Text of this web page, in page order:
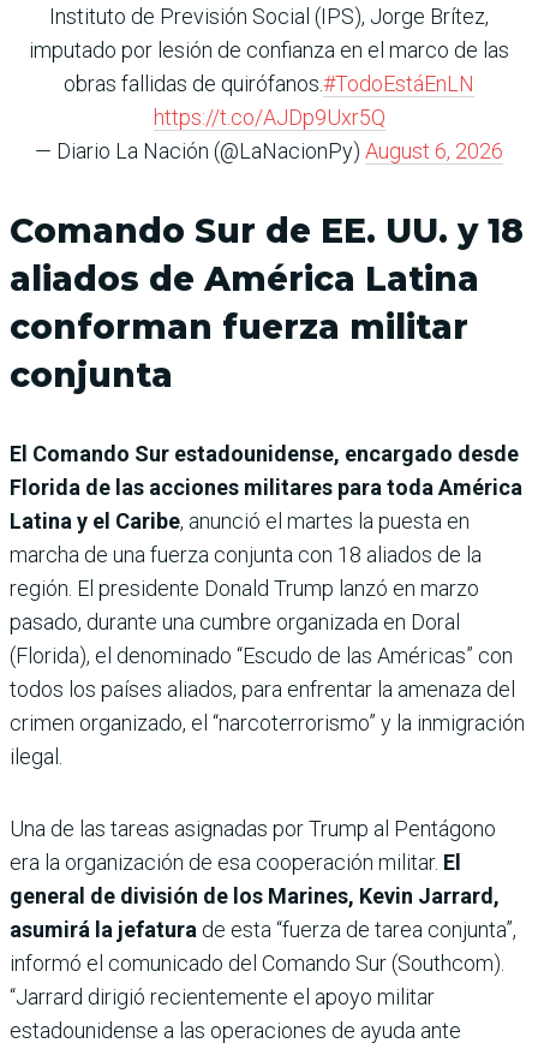
Instituto de Previsión Social (IPS), Jorge Brítez,
imputado por lesión de confianza en el marco de las
obras fallidas de quirófanos.#TodoEstáEnLN
https://t.co/AJDp9Uxr5Q
— Diario La Nación (@LaNacionPy) August 6, 2026
Comando Sur de EE. UU. y 18
aliados de América Latina
conforman fuerza militar
conjunta
El Comando Sur estadounidense, encargado desde
Florida de las acciones militares para toda América
Latina y el Caribe, anunció el martes la puesta en
marcha de una fuerza conjunta con 18 aliados de la
región. El presidente Donald Trump lanzó en marzo
pasado, durante una cumbre organizada en Doral
(Florida), el denominado “Escudo de las Américas” con
todos los países aliados, para enfrentar la amenaza del
crimen organizado, el “narcoterrorismo” y la inmigración
ilegal.
Una de las tareas asignadas por Trump al Pentágono
era la organización de esa cooperación militar. El
general de división de los Marines, Kevin Jarrard,
asumirá la jefatura de esta “fuerza de tarea conjunta”,
informó el comunicado del Comando Sur (Southcom).
“Jarrard dirigió recientemente el apoyo militar
estadounidense a las operaciones de ayuda ante